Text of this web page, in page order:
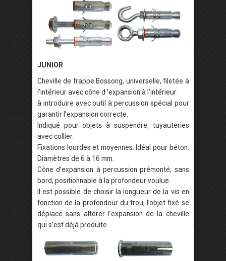
JUNIOR
Cheville de frappe Bossong, universelle, filetée à
l’intérieur avec cône d ’expansion à l’intérieur.
à introduire avec outil à percussion spécial pour
garantir l’expansion correcte.
Indiqué pour objets à suspendre, tuyauteries
avec collier.
Fixations lourdes et moyennes. Idéal pour béton.
Diamètres de 6 à 16 mm.
Cône d’expansion à percussion prémonté; sans
bord, positionnable à la profondeur voulue.
Il est possible de choisir la longueur de la vis en
fonction de la profondeur du trou; l’objet fixé se
déplace sans altérer l’expansion de la cheville
qui s’est déjà produite.